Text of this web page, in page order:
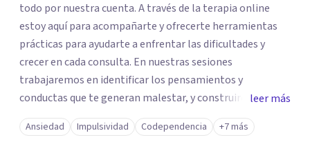
todo por nuestra cuenta. A través de la terapia online
estoy aquí para acompañarte y ofrecerte herramientas
prácticas para ayudarte a enfrentar las dificultades y
crecer en cada consulta. En nuestras sesiones
trabajaremos en identificar los pensamientos y
conductas que te generan malestar, y construiremos
alternativas prácticas y efectivas que se ajusten a ti y a tu
ritmo. Mi objetivo es ayudarte a vivir con más equilibrio,
leer más
Ansiedad Impulsividad Codependencia +7 más